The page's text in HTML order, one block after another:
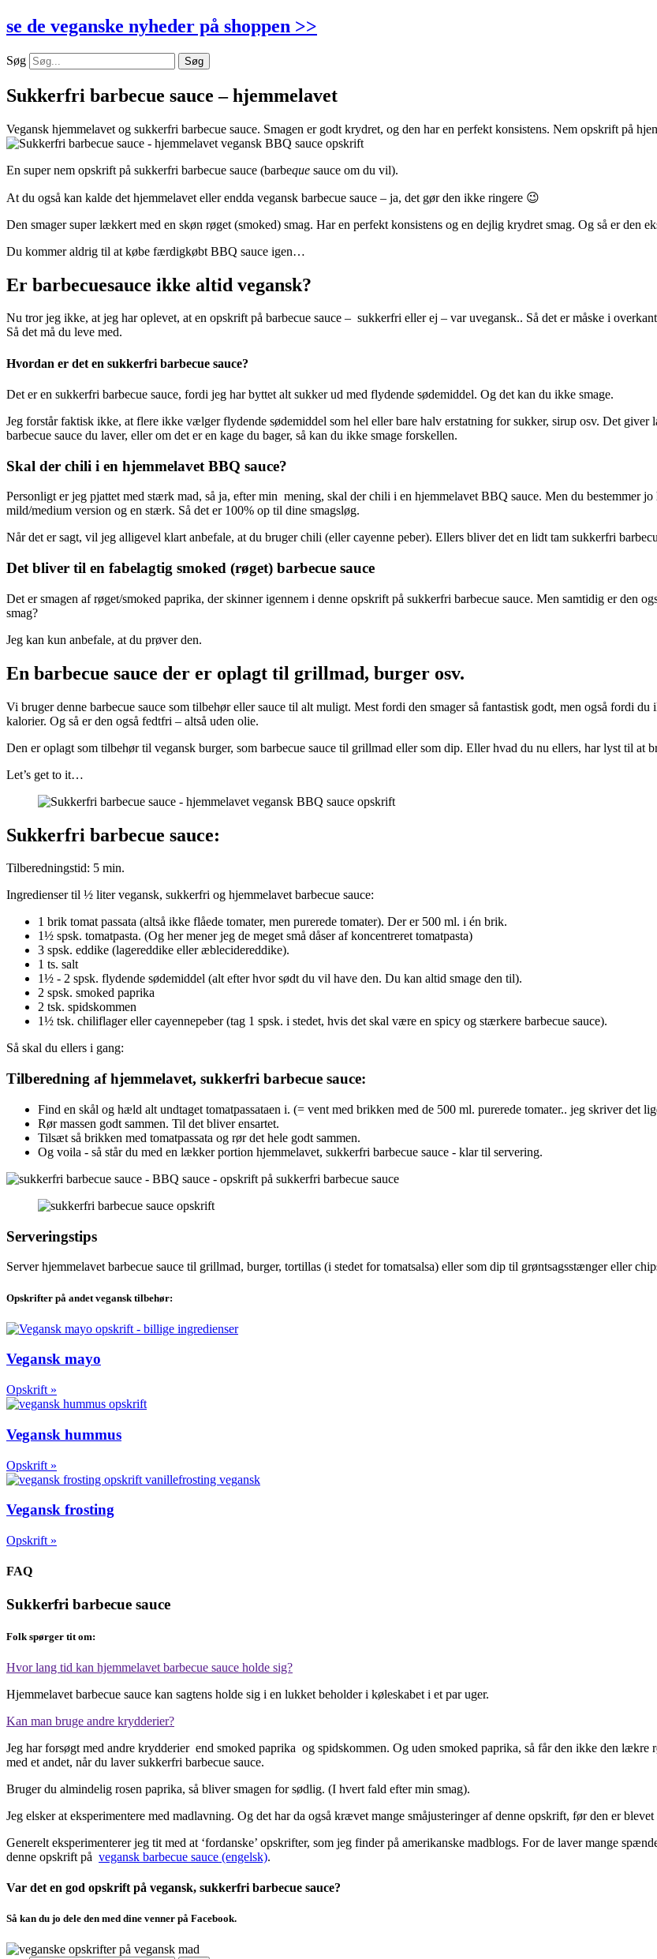
se de veganske nyheder på shoppen >>
Søg Søg
Sukkerfri barbecue sauce – hjemmelavet
Vegansk hjemmelavet og sukkerfri barbecue sauce. Smagen er godt krydret, og den har en perfekt konsistens. Nem opskrift på
En super nem opskrift på sukkerfri barbecue sauce (barbeque sauce om du vil).
At du også kan kalde det hjemmelavet eller endda vegansk barbecue sauce – ja, det gør den ikke ringere 😉
Den smager super lækkert med en skøn røget (smoked) smag. Har en perfekt konsistens og en dejlig krydret smag. Og så er den
Du kommer aldrig til at købe færdigkøbt BBQ sauce igen…
Er barbecuesauce ikke altid vegansk?
Nu tror jeg ikke, at jeg har oplevet, at en opskrift på barbecue sauce – sukkerfri eller ej – var uvegansk.. Så det er måske i
Så det må du leve med.
Hvordan er det en sukkerfri barbecue sauce?
Det er en sukkerfri barbecue sauce, fordi jeg har byttet alt sukker ud med flydende sødemiddel. Og det kan du ikke smage.
Jeg forstår faktisk ikke, at flere ikke vælger flydende sødemiddel som hel eller bare halv erstatning for sukker, sirup osv. Det
barbecue sauce du laver, eller om det er en kage du bager, så kan du ikke smage forskellen.
Skal der chili i en hjemmelavet BBQ sauce?
Personligt er jeg pjattet med stærk mad, så ja, efter min mening, skal der chili i en hjemmelavet BBQ sauce. Men du bestemmer
mild/medium version og en stærk. Så det er 100% op til dine smagsløg.
Når det er sagt, vil jeg alligevel klart anbefale, at du bruger chili (eller cayenne peber). Ellers bliver det en lidt tam sukkerfri
Det bliver til en fabelagtig smoked (røget) barbecue sauce
Det er smagen af røget/smoked paprika, der skinner igennem i denne opskrift på sukkerfri barbecue sauce. Men samtidig er den
smag?
Jeg kan kun anbefale, at du prøver den.
En barbecue sauce der er oplagt til grillmad, burger osv.
Vi bruger denne barbecue sauce som tilbehør eller sauce til alt muligt. Mest fordi den smager så fantastisk godt, men også fordi
kalorier. Og så er den også fedtfri – altså uden olie.
Den er oplagt som tilbehør til vegansk burger, som barbecue sauce til grillmad eller som dip. Eller hvad du nu ellers, har lyst til at
Let’s get to it…
Sukkerfri barbecue sauce:
Tilberedningstid: 5 min.
Ingredienser til ½ liter vegansk, sukkerfri og hjemmelavet barbecue sauce:
1 brik tomat passata (altså ikke flåede tomater, men purerede tomater). Der er 500 ml. i én brik.
1½ spsk. tomatpasta. (Og her mener jeg de meget små dåser af koncentreret tomatpasta)
3 spsk. eddike (lagereddike eller æblecidereddike).
1 ts. salt
1½ - 2 spsk. flydende sødemiddel (alt efter hvor sødt du vil have den. Du kan altid smage den til).
2 spsk. smoked paprika
2 tsk. spidskommen
1½ tsk. chiliflager eller cayennepeber (tag 1 spsk. i stedet, hvis det skal være en spicy og stærkere barbecue sauce).
Så skal du ellers i gang:
Tilberedning af hjemmelavet, sukkerfri barbecue sauce:
Find en skål og hæld alt undtaget tomatpassataen i. (= vent med brikken med de 500 ml. purerede tomater.. jeg skriver det
Rør massen godt sammen. Til det bliver ensartet.
Tilsæt så brikken med tomatpassata og rør det hele godt sammen.
Og voila - så står du med en lækker portion hjemmelavet, sukkerfri barbecue sauce - klar til servering.
Serveringstips
Server hjemmelavet barbecue sauce til grillmad, burger, tortillas (i stedet for tomatsalsa) eller som dip til grøntsagsstænger eller
Opskrifter på andet vegansk tilbehør:
Vegansk mayo
Opskrift »
Vegansk hummus
Opskrift »
Vegansk frosting
Opskrift »
FAQ
Sukkerfri barbecue sauce
Folk spørger tit om:
Hvor lang tid kan hjemmelavet barbecue sauce holde sig?
Hjemmelavet barbecue sauce kan sagtens holde sig i en lukket beholder i køleskabet i et par uger.
Kan man bruge andre krydderier?
Jeg har forsøgt med andre krydderier end smoked paprika og spidskommen. Og uden smoked paprika, så får den ikke den
med et andet, når du laver sukkerfri barbecue sauce.
Bruger du almindelig rosen paprika, så bliver smagen for sødlig. (I hvert fald efter min smag).
Jeg elsker at eksperimentere med madlavning. Og det har da også krævet mange småjusteringer af denne opskrift, før den er
Generelt eksperimenterer jeg tit med at ‘fordanske’ opskrifter, som jeg finder på amerikanske madblogs. For de laver mange
denne opskrift på vegansk barbecue sauce (engelsk).
Var det en god opskrift på vegansk, sukkerfri barbecue sauce?
Så kan du jo dele den med dine venner på Facebook.